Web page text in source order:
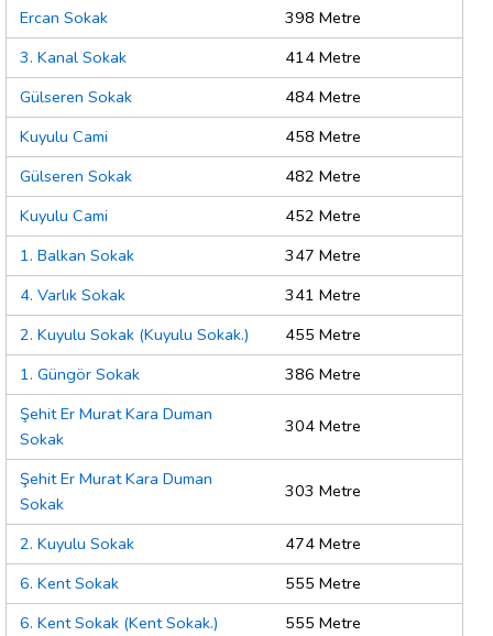
Ercan Sokak
398 Metre
3. Kanal Sokak
414 Metre
Gülseren Sokak
484 Metre
Kuyulu Cami
458 Metre
Gülseren Sokak
482 Metre
Kuyulu Cami
452 Metre
1. Balkan Sokak
347 Metre
4. Varlık Sokak
341 Metre
2. Kuyulu Sokak (Kuyulu Sokak.)
455 Metre
1. Güngör Sokak
386 Metre
Şehit Er Murat Kara Duman
Sokak
304 Metre
Şehit Er Murat Kara Duman
Sokak
303 Metre
2. Kuyulu Sokak
474 Metre
6. Kent Sokak
555 Metre
6. Kent Sokak (Kent Sokak.)
555 Metre